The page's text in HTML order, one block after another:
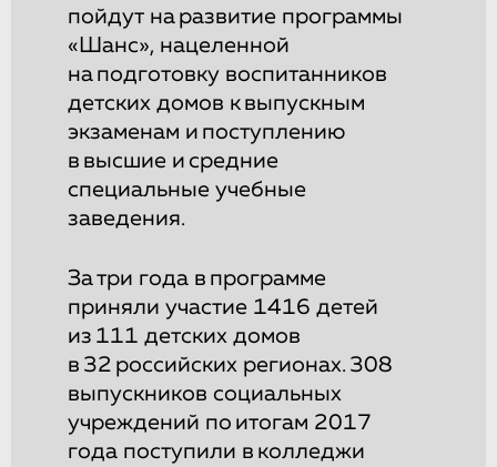
пойдут на развитие программы
«Шанс», нацеленной
на подготовку воспитанников
детских домов к выпускным
экзаменам и поступлению
в высшие и средние
специальные учебные
заведения.
За три года в программе
приняли участие 1416 детей
из 111 детских домов
в 32 российских регионах. 308
выпускников социальных
учреждений по итогам 2017
года поступили в колледжи